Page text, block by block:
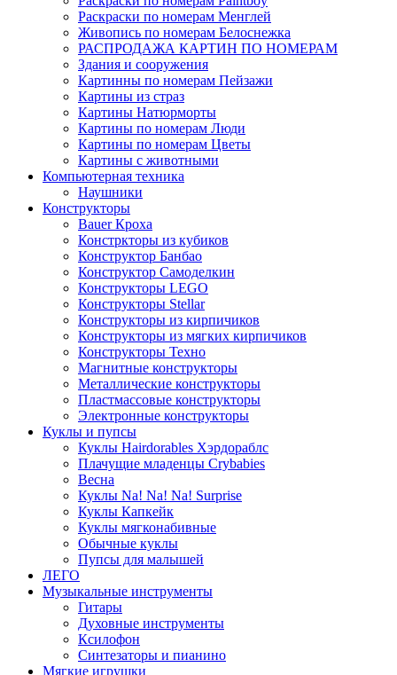
Раскраски по номерам Менглей
Живопись по номерам Белоснежка
РАСПРОДАЖА КАРТИН ПО НОМЕРАМ
Здания и сооружения
Картинны по номерам Пейзажи
Картины из страз
Картины Натюрморты
Картины по номерам Люди
Картины по номерам Цветы
Картины с животными
Компьютерная техника
Наушники
Конструкторы
Bauer Кроха
Констркторы из кубиков
Конструктор Банбао
Конструктор Самоделкин
Конструкторы LEGO
Конструкторы Stellar
Конструкторы из кирпичиков
Конструкторы из мягких кирпичиков
Конструкторы Техно
Магнитные конструкторы
Металлические конструкторы
Пластмассовые конструкторы
Электронные конструкторы
Куклы и пупсы
Куклы Hairdorables Хэрдораблс
Плачущие младенцы Crybabies
Весна
Куклы Na! Na! Na! Surprise
Куклы Капкейк
Куклы мягконабивные
Обычные куклы
Пупсы для малышей
ЛЕГО
Музыкальные инструменты
Гитары
Духовные инструменты
Ксилофон
Синтезаторы и пианино
Мягкие игрушки